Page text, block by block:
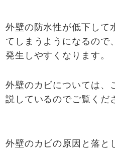
外壁の防水性が低下して
てしまうようになるので、
発生しやすくなります。
外壁のカビについては、
説しているのでご覧くだ
外壁のカビの原因と落と